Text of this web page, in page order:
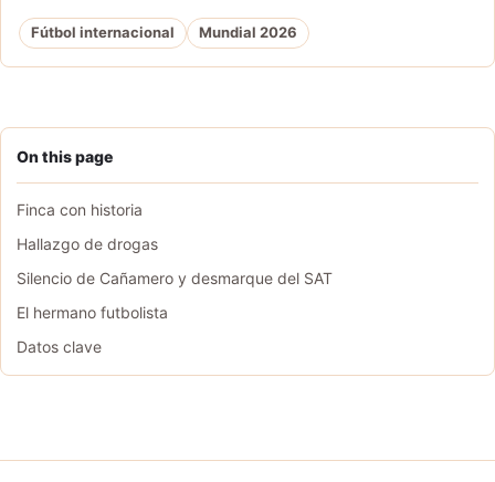
On this page
Finca con historia
Hallazgo de drogas
Silencio de Cañamero y desmarque del SAT
El hermano futbolista
Datos clave
Fútbol internacional Mundial 2026